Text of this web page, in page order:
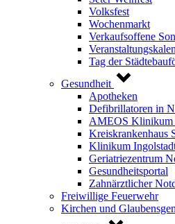
Volksfest
Wochenmarkt
Verkaufsoffene
Tag der
Gesundheit
Apotheken
Defibrillatoren in
AMEOS Klinikum
Kreiskrankenhaus
Klinikum
Geriatriezentrum
Gesundheitsportal
Zahnärztlicher
Freiwillige Feuerwehr
Kirchen und